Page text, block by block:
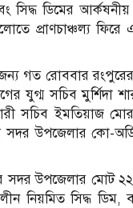
সিদ্ধ ডিমের আর্কষনীয়
প্রাণচাঞ্চল্য ফিরে
গত রোববার রংপুরের
যুগ্ম সচিব
সচিব ইমতিয়াজ
উপজেলার কো-
উপজেলার মোট
নিয়মিত সিদ্ধ